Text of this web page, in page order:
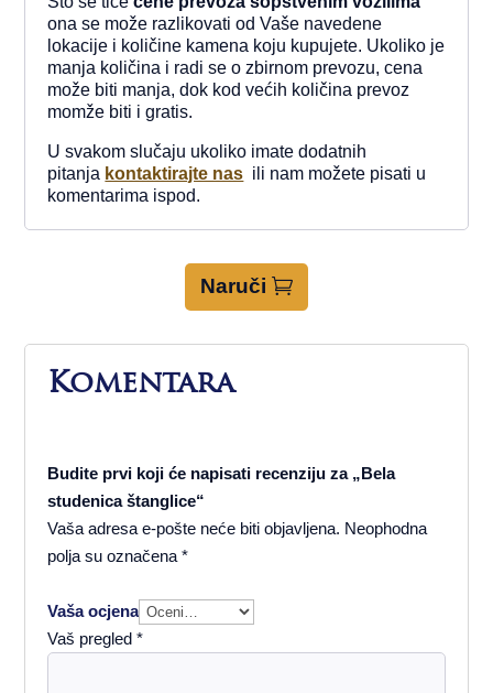
ona se može razlikovati od Vaše navedene
lokacije i količine kamena koju kupujete. Ukoliko je
manja količina i radi se o zbirnom prevozu, cena
može biti manja, dok kod većih količina prevoz
momže biti i gratis.
U svakom slučaju ukoliko imate dodatnih
pitanja kontaktirajte nas ili nam možete pisati u
komentarima ispod.
Naruči
Komentara
Budite prvi koji će napisati recenziju za „Bela
studenica štanglice“
Vaša adresa e-pošte neće biti objavljena. Neophodna
polja su označena*
Vaša ocjena
Vaš pregled*